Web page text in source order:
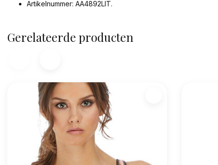
Artikelnummer: AA4892LIT.
Gerelateerde producten